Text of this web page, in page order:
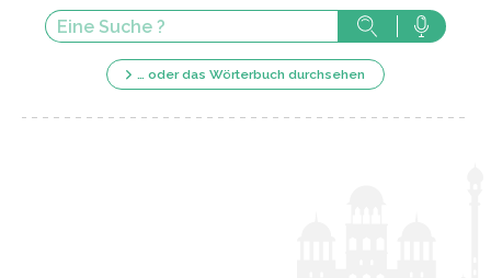
… oder das Wörterbuch durchsehen